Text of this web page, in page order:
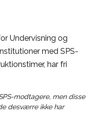
Undervisning og
med SPS-
har fri
modtagere, men disse
desværre ikke har